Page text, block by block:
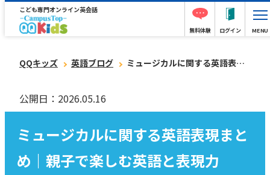
こども専門オンライン英会話
無料体験 ログイン MENU
QQキッズ 英語ブログ ミュージカルに関する英語表現まとめ｜親子で楽しむ英語と表現力
公開日：2026.05.16
ミュージカルに関する英語表現まと
め｜親子で楽しむ英語と表現力